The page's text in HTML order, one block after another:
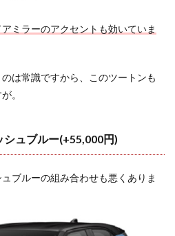
ミラーのアクセントも効いていま
は常識ですから、このツートンも
。
ュブルー(+55,000円)
ブルーの組み合わせも悪くありま